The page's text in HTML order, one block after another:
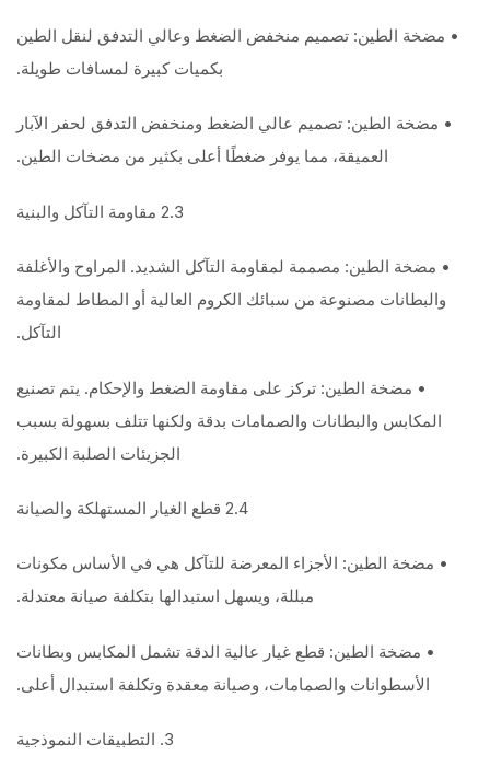
• مضخة الطين: تصميم منخفض الضغط وعالي التدفق لنقل الطين
بكميات كبيرة لمسافات طويلة.
• مضخة الطين: تصميم عالي الضغط ومنخفض التدفق لحفر الآبار
العميقة، مما يوفر ضغطًا أعلى بكثير من مضخات الطين.
2.3 مقاومة التآكل والبنية
• مضخة الطين: مصممة لمقاومة التآكل الشديد. المراوح والأغلفة
والبطانات مصنوعة من سبائك الكروم العالية أو المطاط لمقاومة
التآكل.
• مضخة الطين: تركز على مقاومة الضغط والإحكام. يتم تصنيع
المكابس والبطانات والصمامات بدقة ولكنها تتلف بسهولة بسبب
الجزيئات الصلبة الكبيرة.
2.4 قطع الغيار المستهلكة والصيانة
• مضخة الطين: الأجزاء المعرضة للتآكل هي في الأساس مكونات
مبللة، ويسهل استبدالها بتكلفة صيانة معتدلة.
• مضخة الطين: قطع غيار عالية الدقة تشمل المكابس وبطانات
الأسطوانات والصمامات، وصيانة معقدة وتكلفة استبدال أعلى.
3. التطبيقات النموذجية